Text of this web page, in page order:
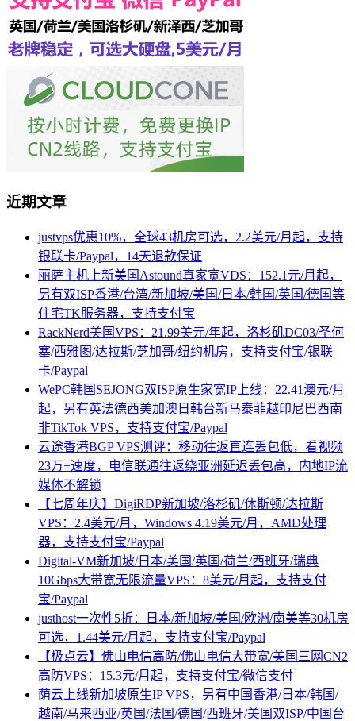
近期文章
justvps优惠10%，全球43机房可选，2.2美元/月起，支持
银联卡/Paypal，14天退款保证
丽萨主机上新美国Astound真家宽VDS：152.1元/月起，
另有双ISP香港/台湾/新加坡/美国/日本/韩国/英国/德国等
住宅TK服务器，支持支付宝
RackNerd美国VPS：21.99美元/年起，洛杉矶DC03/圣何
塞/西雅图/达拉斯/芝加哥/纽约机房，支持支付宝/银联
卡/Paypal
WePC韩国SEJONG双ISP原生家宽IP上线：22.41澳元/月
起，另有英法德西美加澳日韩台新马泰菲越印尼巴西南
非TikTok VPS，支持支付宝/Paypal
云途香港BGP VPS测评：移动往返直连丢包低，看视频
23万+速度，电信联通往返绕亚洲延迟丢包高，内地IP流
媒体不解锁
【七周年庆】DigiRDP新加坡/洛杉矶/休斯顿/达拉斯
VPS：2.4美元/月，Windows 4.19美元/月，AMD处理
器，支持支付宝/Paypal
Digital-VM新加坡/日本/美国/英国/荷兰/西班牙/瑞典
10Gbps大带宽无限流量VPS：8美元/月起，支持支付
宝/Paypal
justhost一次性5折：日本/新加坡/美国/欧洲/南美等30机房
可选，1.44美元/月起，支持支付宝/Paypal
【极点云】佛山电信高防/佛山电信大带宽/美国三网CN2
高防VPS：15.3元/月起，支持支付宝/微信支付
荫云上线新加坡原生IP VPS，另有中国香港/日本/韩国/
越南/马来西亚/英国/法国/德国/西班牙/美国双ISP/中国台